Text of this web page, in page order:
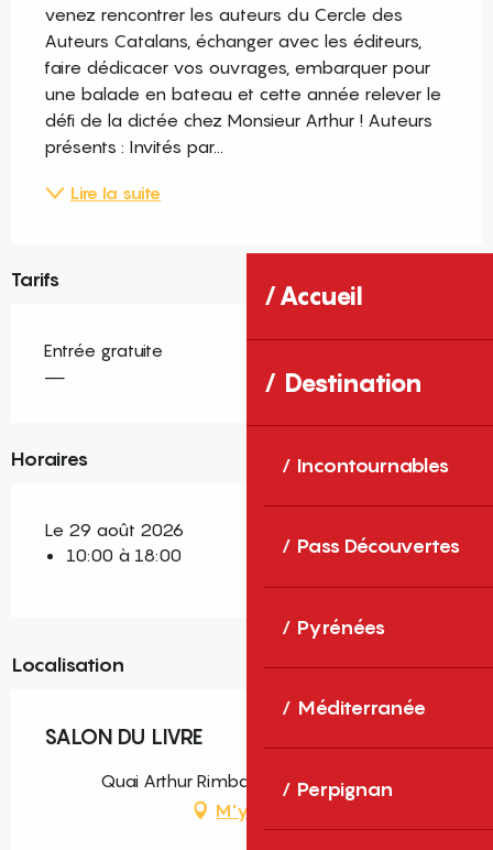
Accueil
Destination
Incontournables
Pass Découvertes
Pyrénées
Méditerranée
Perpignan
venez rencontrer les auteurs du Cercle des
Auteurs Catalans, échanger avec les éditeurs,
faire dédicacer vos ouvrages, embarquer pour
une balade en bateau et cette année relever le
défi de la dictée chez Monsieur Arthur ! Auteurs
présents : Invités par...
Lire la suite
Tarifs
Entrée gratuite
—
Horaires
Le 29 août 2026
10:00 à 18:00
Localisation
SALON DU LIVRE
Quai Arthur Rimbaud, Saint-Cyprien
M'y rendre